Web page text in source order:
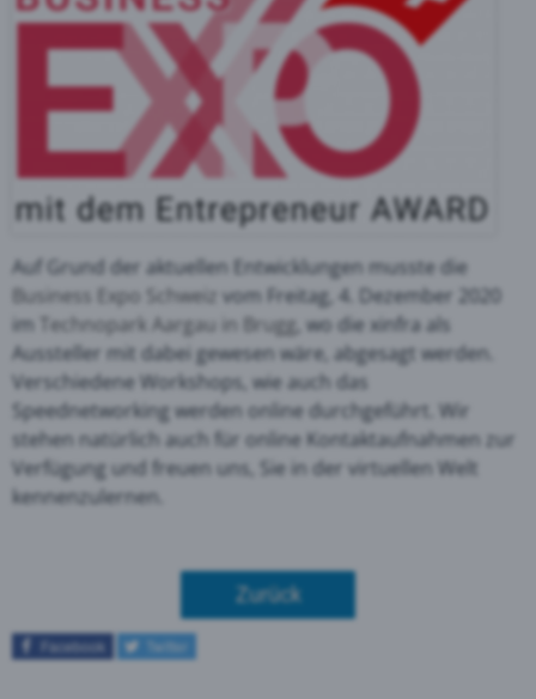
Auf Grund der aktuellen Entwicklungen musste die
Business Expo Schweiz vom Freitag, 4. Dezember 2020
im
Technopark Aargau in Brugg , wo die xinfra als
Aussteller mit dabei gewesen wäre, abgesagt werden.
Verschiedene Workshops, wie auch das
Speednetworking werden online durchgeführt. Wir
stehen natürlich auch für online Kontaktaufnahmen zur
Verfügung und freuen uns, Sie in der virtuellen Welt
kennenzulernen.
Zurück
Facebook Twitter